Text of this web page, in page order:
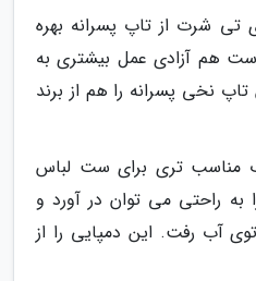
شرت از تاپ پسرانه بهره
هم آزادی عمل بیشتری به
نخی پسرانه را هم از برند
مناسب تری برای ست لباس
راحتی می توان در آورد و
آب رفت. این دمپایی را از